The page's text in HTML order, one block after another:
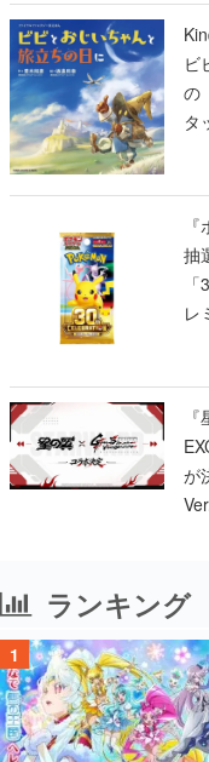
ビ
の
タ
抽
レ
が
ランキング
1